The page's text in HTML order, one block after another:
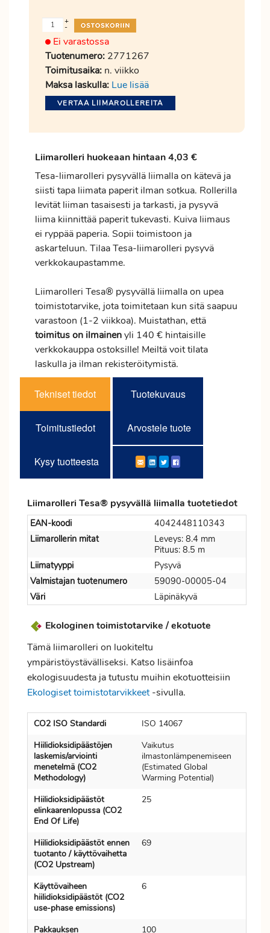
-
+
Ei varastossa
Tuotenumero: 2771267
Toimitusaika: n. viikko
Maksa laskulla: Lue lisää
VERTAA LIIMAROLLEREITA
Liimarolleri huokeaan hintaan 4,03 €
Tesa-liimarolleri pysyvällä liimalla on kätevä ja
siisti tapa liimata paperit ilman sotkua. Rollerilla
levität liiman tasaisesti ja tarkasti, ja pysyvä
liima kiinnittää paperit tukevasti. Kuiva liimaus
ei ryppää paperia. Sopii toimistoon ja
askarteluun. Tilaa Tesa-liimarolleri pysyvä
verkkokaupastamme.
Liimarolleri Tesa® pysyvällä liimalla on upea
toimistotarvike, jota toimitetaan kun sitä saapuu
varastoon (1-2 viikkoa). Muistathan, että
toimituson ilmainenyli 140 € hintaisille
verkkokauppa ostoksille! Meiltä voit tilata
laskulla ja ilman rekisteröitymistä.
Tekniset tiedot Tuotekuvaus
Toimitustiedot Arvostele tuote
Kysy tuotteesta
Liimarolleri Tesa® pysyvällä liimalla tuotetiedot
EAN-koodi
4042448110343
Liimarollerin mitat
Leveys: 8.4 mm
Pituus: 8.5 m
Liimatyyppi
Pysyvä
Valmistajan tuotenumero
59090-00005-04
Väri
Läpinäkyvä
Ekologinen toimistotarvike / ekotuote
Tämä liimarolleri on luokiteltu
ympäristöystävälliseksi. Katso lisäinfoa
ekologisuudesta ja tutustu muihin ekotuotteisiin
Ekologiset toimistotarvikkeet-sivulla.
CO2 ISO Standardi
ISO 14067
Hiilidioksidipäästöjen
laskemis/arviointi
menetelmä (CO2
Methodology)
Vaikutus
ilmastonlämpenemiseen
(Estimated Global
Warming Potential)
Hiilidioksidipäästöt
elinkaarenlopussa (CO2
End Of Life)
25
Hiilidioksidipäästöt ennen
tuotanto / käyttövaihetta
(CO2 Upstream)
69
Käyttövaiheen
hiilidioksidipäästöt (CO2
use-phase emissions)
6
Pakkauksen 100